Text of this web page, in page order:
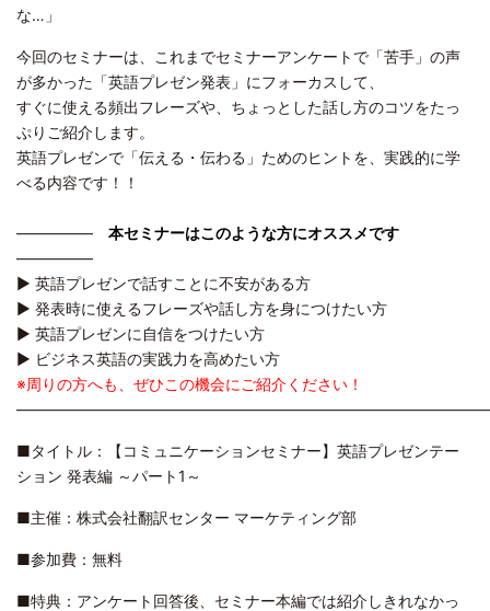
な…」
今回のセミナーは、これまでセミナーアンケートで「苦手」の声
が多かった「英語プレゼン発表」にフォーカスして、
すぐに使える頻出フレーズや、ちょっとした話し方のコツをたっ
ぷりご紹介します。
英語プレゼンで「伝える・伝わる」ためのヒントを、実践的に学
べる内容です！！
――――― 本セミナーはこのような方にオススメです
―――――
▶ 英語プレゼンで話すことに不安がある方
▶ 発表時に使えるフレーズや話し方を身につけたい方
▶ 英語プレゼンに自信をつけたい方
▶ ビジネス英語の実践力を高めたい方
※周りの方へも、ぜひこの機会にご紹介ください！
―――――――――――――――――――――――――――――――
■タイトル：【コミュニケーションセミナー】英語プレゼンテー
ション 発表編 ～パート1 ～
■主催：株式会社翻訳センター マーケティング部
■参加費：無料
■特典：アンケート回答後、セミナー本編では紹介しきれなかっ